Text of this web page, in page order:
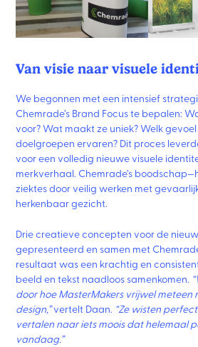
Van visie naar visuele
We begonnen met een intensief
Chemrade’s Brand Focus te bepalen:
voor? Wat maakt ze uniek? Welk
doelgroepen ervaren? Dit proces
voor een volledig nieuwe visuele
merkverhaal. Chemrade’s
ziektes door veilig werken met
herkenbaar gezicht.
Drie creatieve concepten voor de
gepresenteerd en samen met
resultaat was een krachtig en
beeld en tekst naadloos samenkomen.
door hoe MasterMakers vrijwel meteen
design,”vertelt Daan. “Ze wisten
vertalen naar iets moois dat helemaal
vandaag.”